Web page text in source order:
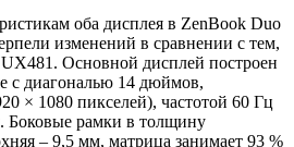
оба дисплея в ZenBook Duo
изменений в сравнении с тем,
Основной дисплей построен
с диагональю 14 дюймов,
× 1080 пикселей), частотой 60 Гц
Боковые рамки в толщину
– 9,5 мм, матрица занимает 93 %